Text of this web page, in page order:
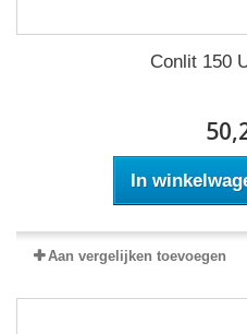
Conlit 150
In
Aan vergelijken toevoegen